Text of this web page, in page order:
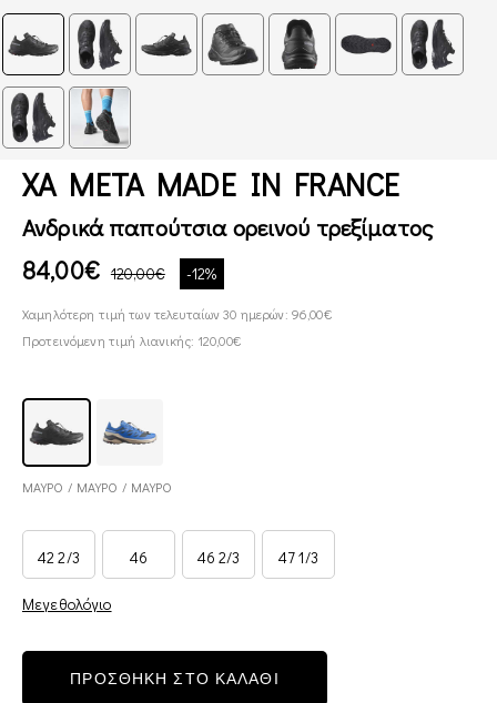
XA META MADE IN FRANCE
Ανδρικά παπούτσια ορεινού τρεξίματος
84,00€ 120,00€ -12%
Χαμηλότερη τιμή των τελευταίων 30 ημερών: 96,00€
Προτεινόμενη τιμή λιανικής: 120,00€
ΜΑΥΡΟ / ΜΑΥΡΟ / ΜΑΥΡΟ
42 2/3 46 46 2/3 47 1/3
Μεγεθολόγιο
ΠΡΟΣΘΗΚΗ ΣΤΟ ΚΑΛΑΘΙ